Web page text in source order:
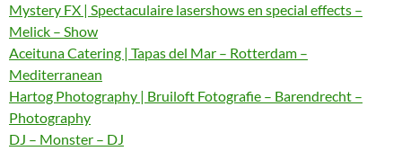
Mystery FX | Spectaculaire lasershows en special effects –
Melick – Show
Aceituna Catering | Tapas del Mar – Rotterdam –
Mediterranean
Hartog Photography | Bruiloft Fotografie – Barendrecht –
Photography
DJ – Monster – DJ